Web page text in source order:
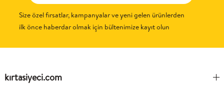
Size özel fırsatlar, kampanyalar ve yeni gelen ürünlerden
ilk önce haberdar olmak için bültenimize kayıt olun
kırtasiyeci.com